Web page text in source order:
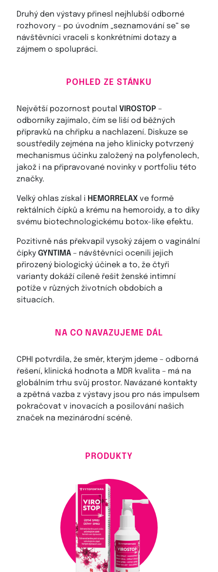
Druhý den výstavy přinesl nejhlubší odborné
rozhovory – po úvodním „seznamování se“ se
návštěvníci vraceli s konkrétními dotazy a
zájmem o spolupráci.
POHLED ZE STÁNKU
Největší pozornost poutalVIROSTOP –
odborníky zajímalo, čím se liší od běžných
přípravků na chřipku a nachlazení. Diskuze se
soustředily zejména na jeho klinicky potvrzený
mechanismus účinku založený na polyfenolech,
jakož i na připravované novinky v portfoliu této
značky.
Velký ohlas získal i HEMORRELAX ve formě
rektálních čípků a krému na hemoroidy, a to díky
svému biotechnologickému botox-like efektu.
Pozitivně nás překvapil vysoký zájem o vaginální
čípkyGYNTIMA – návštěvníci ocenili jejich
přirozený biologický účinek a to, že čtyři
varianty dokáží cíleně řešit ženské intimní
potíže v různých životních obdobích a
situacích.
NA CO NAVAZUJEME DÁL
CPHI potvrdila, že směr, kterým jdeme – odborná
řešení, klinická hodnota a MDR kvalita – má na
globálním trhu svůj prostor. Navázané kontakty
a zpětná vazba z výstavy jsou pro nás impulsem
pokračovat v inovacích a posilování našich
značek na mezinárodní scéně.
PRODUKTY